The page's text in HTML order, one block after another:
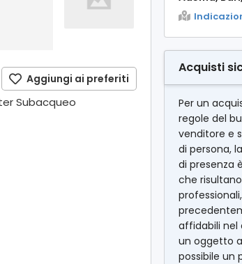
Aggiungi ai preferiti
Subacqueo
Acquisti
Per un
regole del
venditore e
di persona,
di presenza
che
affidabili nel
un oggetto
possibile un